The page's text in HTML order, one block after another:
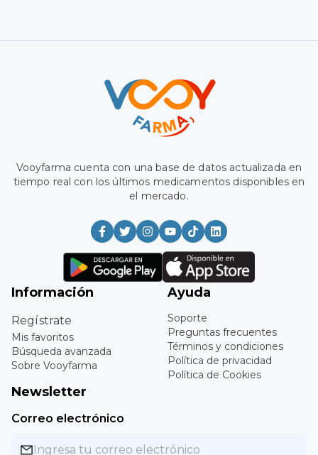
Vooyfarma cuenta con una base de datos actualizada en
tiempo real con los últimos medicamentos disponibles en
el mercado.
Información
Regístrate
Mis favoritos
Búsqueda avanzada
Sobre Vooyfarma
Ayuda
Soporte
Preguntas frecuentes
Términos y condiciones
Política de privacidad
Política de Cookies
Newsletter
Correo electrónico